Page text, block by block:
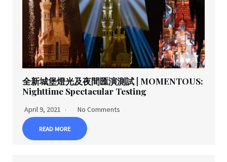
全新城堡燈光及夜間匯演測試 | MOMENTOUS:
Nighttime Spectacular Testing
April 9, 2021 No Comments
READ MORE